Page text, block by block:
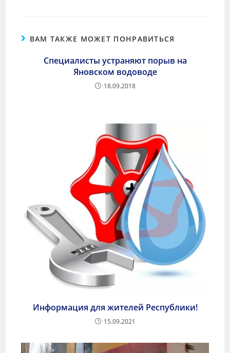
ВАМ ТАКЖЕ МОЖЕТ ПОНРАВИТЬСЯ
Специалисты устраняют порыв на
Яновском водоводе
18.09.2018
Информация для жителей Республики!
15.09.2021